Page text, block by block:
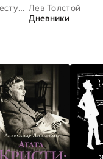
Светлана Бестужева-Лада Лев Толстой
Дневники